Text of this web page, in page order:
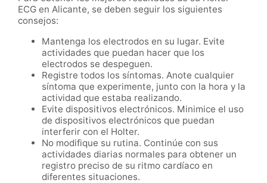
ECG en Alicante, se deben seguir los siguientes
consejos:
Mantenga los electrodos en su lugar. Evite
actividades que puedan hacer que los
electrodos se despeguen.
Registre todos los síntomas. Anote cualquier
síntoma que experimente, junto con la hora y la
actividad que estaba realizando.
Evite dispositivos electrónicos. Minimice el uso
de dispositivos electrónicos que puedan
interferir con el Holter.
No modifique su rutina. Continúe con sus
actividades diarias normales para obtener un
registro preciso de su ritmo cardíaco en
diferentes situaciones.